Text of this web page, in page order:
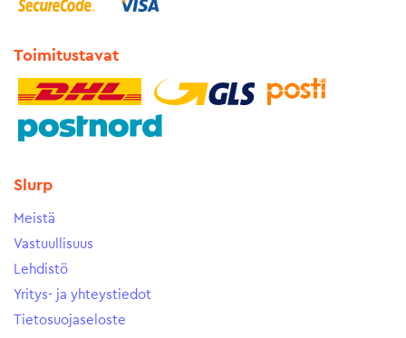
Toimitustavat
Slurp
Meistä
Vastuullisuus
Lehdistö
Yritys- ja yhteystiedot
Tietosuojaseloste